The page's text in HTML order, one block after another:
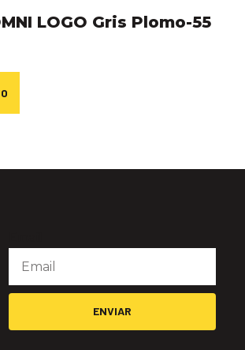
LOGO Gris Plomo-55
ENVIAR